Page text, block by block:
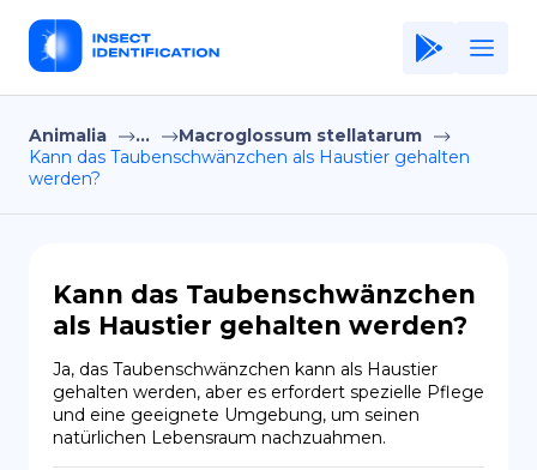
Home
Application
Privacy Policy
DE
EN
Copiright © Niro ID
Animalia ...
Macroglossum stellatarum
Kann das Taubenschwänzchen als Haustier gehalten
werden?
Kann das Taubenschwänzchen
als Haustier gehalten werden?
Ja, das Taubenschwänzchen kann als Haustier
gehalten werden, aber es erfordert spezielle Pflege
und eine geeignete Umgebung, um seinen
natürlichen Lebensraum nachzuahmen.